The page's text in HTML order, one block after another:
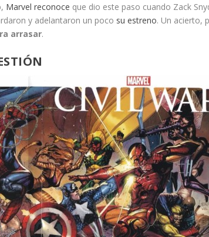
Marvel reconoce que dio este paso cuando Zack
y adelantaron un poco su estreno. Un acierto,
arrasar.